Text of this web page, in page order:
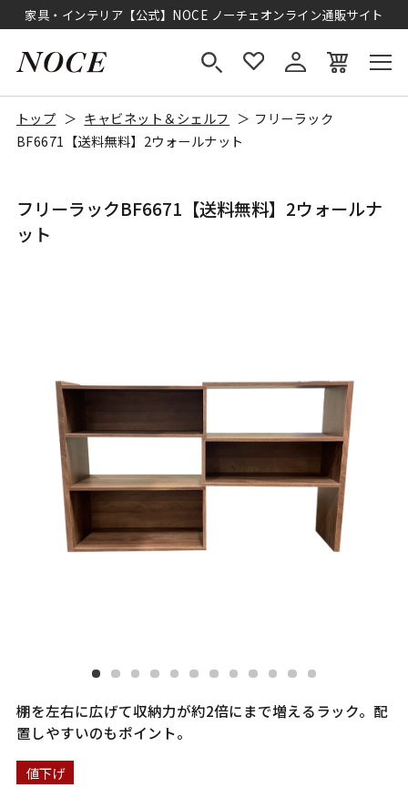
家具・インテリア【公式】NOCE ノーチェオンライン通販サイト
トップ キャビネット＆シェルフ
フリーラック
BF6671【送料無料】2ウォールナット
フリーラックBF6671【送料無料】2ウォールナ
ット
棚を左右に広げて収納力が約2倍にまで増えるラック。配
置しやすいのもポイント。
値下げ